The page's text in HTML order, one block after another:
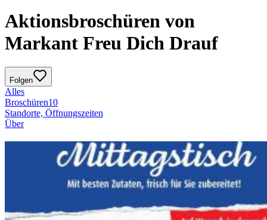
Aktionsbroschüren von
Markant Freu Dich Drauf
Folgen
Alles
Broschüren10
Standorte, Öffnungszeiten
Über